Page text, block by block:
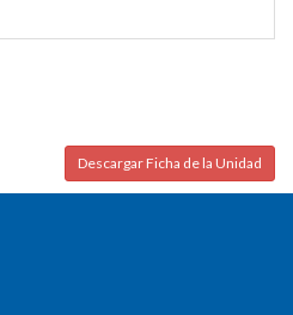
Descargar Ficha de la Unidad